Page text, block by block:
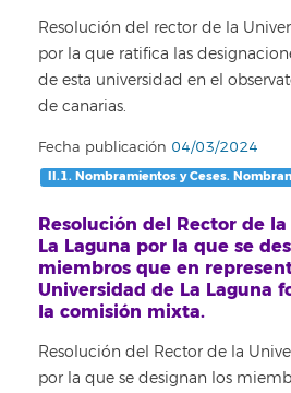
Resolución del rector de la
por la que ratifica las
de esta universidad en el
de canarias.
Fecha publicación 04/03/2024
II.1. Nombramientos y Ceses.
Resolución del Rector de
La Laguna por la que se
miembros que en
Universidad de La Laguna
la comisión mixta.
Resolución del Rector de la
por la que se designan los